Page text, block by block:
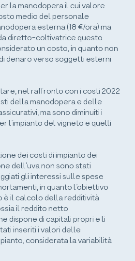
la manodopera il cui valore
medio del personale
esterna (18 €/ora) ma
diretto-coltivatrice questo
un costo, in quanto non
denaro verso soggetti esterni
nel raffronto con i costi 2022
della manodopera e delle
ma sono diminuiti i
l’impianto del vigneto e quelli
dei costi di impianto dei
dell’uva non sono stati
gli interessi sulle spese
in quanto l’obiettivo
è il calcolo della redditività
il reddito netto
dispone di capitali propri e li
inseriti i valori delle
considerata la variabilità